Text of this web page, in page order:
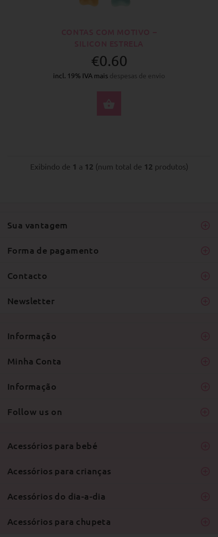
€0.60
incl. 19% IVA mais despesas de envio
Exibindo de 1 a 12 (num total de 12 produtos)
Sua vantagem
Forma de pagamento
Contacto
Newsletter
Informação
Minha Conta
Informação
Follow us on
Acessórios para bebé
Acessórios para crianças
Acessórios do dia-a-dia
Acessórios para chupeta